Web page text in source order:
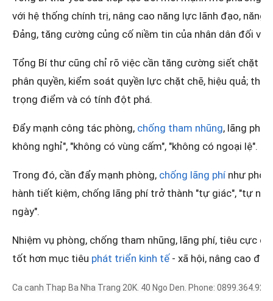
với hệ thống chính trị, nâng cao năng lực lãnh đạo, năng
Đảng, tăng cường củng cố niềm tin của nhân dân đối với
Tổng Bí thư cũng chỉ rõ việc cần tăng cường siết chặt
phân quyền, kiểm soát quyền lực chặt chẽ, hiệu quả;
trọng điểm và có tính đột phá.
Đẩy mạnh công tác phòng, chống tham nhũng, lãng phí,
không nghỉ", "không có vùng cấm", "không có ngoại lệ".
Trong đó, cần đẩy mạnh phòng, chống lãng phí như
hành tiết kiệm, chống lãng phí trở thành "tự giác", "tự
ngày".
Nhiệm vụ phòng, chống tham nhũng, lãng phí, tiêu cực
tốt hơn mục tiêu phát triển kinh tế- xã hội, nâng cao đời
Ca canh Thap Ba Nha Trang 20K. 40 Ngo Den. Phone: